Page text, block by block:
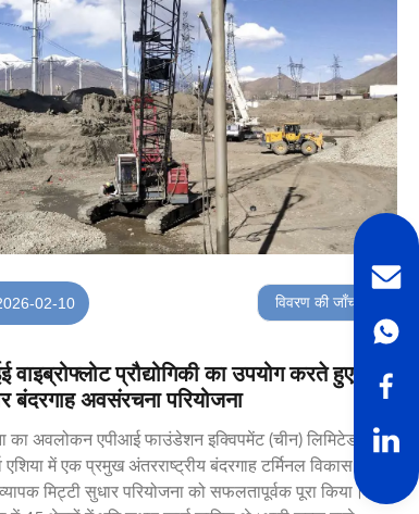
02-10 विवरण की जाँच करें
वाइब्रोफ्लोट प्रौद्योगिकी का उपयोग करते हुए बड़े
बंदरगाह अवसंरचना परियोजना
का अवलोकन एपीआई फाउंडेशन इक्विपमेंट (चीन) लिमिटेड ने
एशिया में एक प्रमुख अंतरराष्ट्रीय बंदरगाह टर्मिनल विकास के
मिट्टी सुधार परियोजना को सफलतापूर्वक पूरा किया।इस